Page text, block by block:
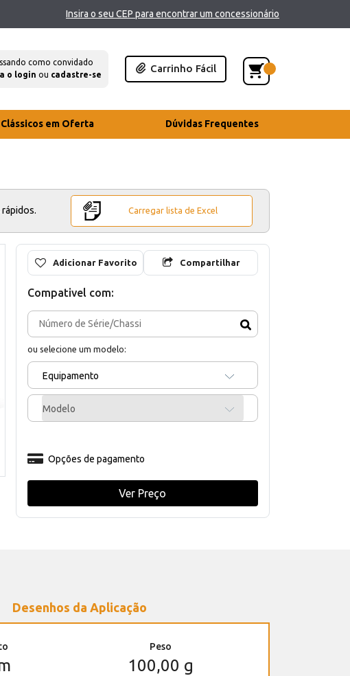
Insira o seu CEP para encontrar um concessionário
como convidado
o login ou cadastre-se
Carrinho Fácil
Clássicos em Oferta Dúvidas Frequentes
Carregar lista de Excel
Adicionar Favorito Compartilhar
Compativel com:
ou selecione um modelo:
Equipamento
Modelo
Opções de pagamento
Ver Preço
Desenhos da Aplicação
Peso
100,00 g